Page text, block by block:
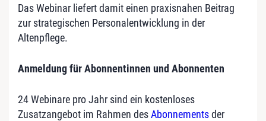
Das Webinar liefert damit einen praxisnahen Beitrag
zur strategischen Personalentwicklung in der
Altenpflege.
Anmeldung für Abonnentinnen und Abonnenten
24 Webinare pro Jahr sind ein kostenloses
Zusatzangebot im Rahmen desAbonnementsder